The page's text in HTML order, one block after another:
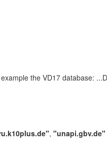
the VD17 database:
, "unapi.gbv.de"